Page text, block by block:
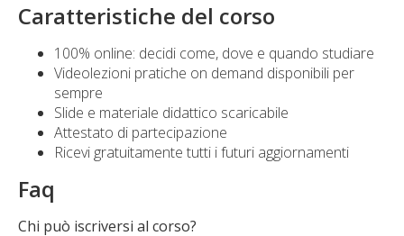
Caratteristiche del corso
100% online: decidi come, dove e quando studiare
Videolezioni pratiche on demand disponibili per
sempre
Slide e materiale didattico scaricabile
Attestato di partecipazione
Ricevi gratuitamente tutti i futuri aggiornamenti
Faq
Chi può iscriversi al corso?